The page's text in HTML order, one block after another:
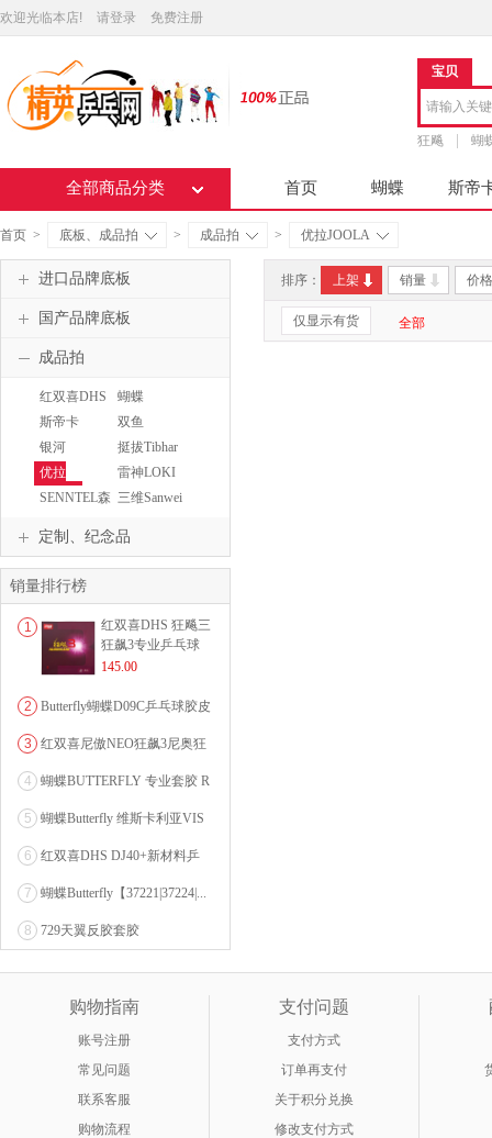
欢迎光临本店! 请登录 免费注册
宝贝
狂飚 蝴
全部商品分类 首页 蝴蝶 斯帝
首页 > 底板、成品拍 > 成品拍 > 优拉JOOLA
排序： 上架 销量 价格
仅显示有货 全部
进口品牌底板
国产品牌底板
成品拍
红双喜DHS
蝴蝶
BUTTERFLY
斯帝卡
STIGA
双鱼
DoubleFish
银河
YINHE
挺拔Tibhar
优拉
JOOLA
雷神LOKI
SENNTEL森 三维Sanwei
定制、纪念品
销量排行榜
1
红双喜DHS 狂飚三
狂飙3专业乒乓球
粘性反胶套胶...
145.00
2
Butterfly蝴蝶D09C乒乓球胶皮
3
红双喜尼傲NEO狂飙3尼奥狂
4
蝴蝶BUTTERFLY 专业套胶 R
5
蝴蝶Butterfly 维斯卡利亚VIS
6
红双喜DHS DJ40+新材料乒
7
蝴蝶Butterfly【37221|37224|...
8 729天翼反胶套胶
购物指南
账号注册
常见问题
联系客服
购物流程
支付问题
支付方式
订单再支付
关于积分兑换
修改支付方式